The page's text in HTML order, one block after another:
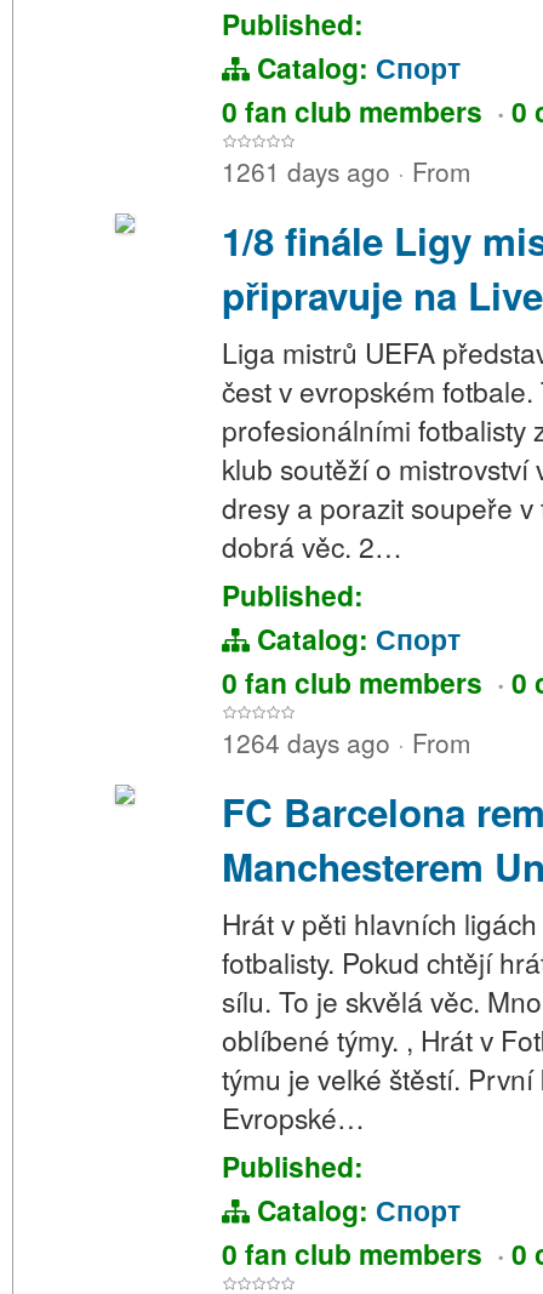
Published:
Catalog: Спорт
0 fan club members · 0
1261 days ago · From
1/8 finále Ligy
připravuje na
Liga mistrů UEFA
čest v evropském
profesionálními fotbalisty
klub soutěží o mistrovství
dresy a porazit soupeře
dobrá věc. 2…
Published:
Catalog: Спорт
0 fan club members · 0
1264 days ago · From
FC Barcelona
Manchesterem
Hrát v pěti hlavních
fotbalisty. Pokud chtějí
sílu. To je skvělá věc.
oblíbené týmy. , Hrát v
týmu je velké štěstí.
Evropské…
Published:
Catalog: Спорт
0 fan club members · 0